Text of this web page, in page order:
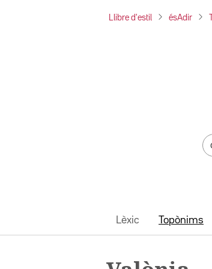
Llibre d'estil ésAdir
Lèxic Topònims